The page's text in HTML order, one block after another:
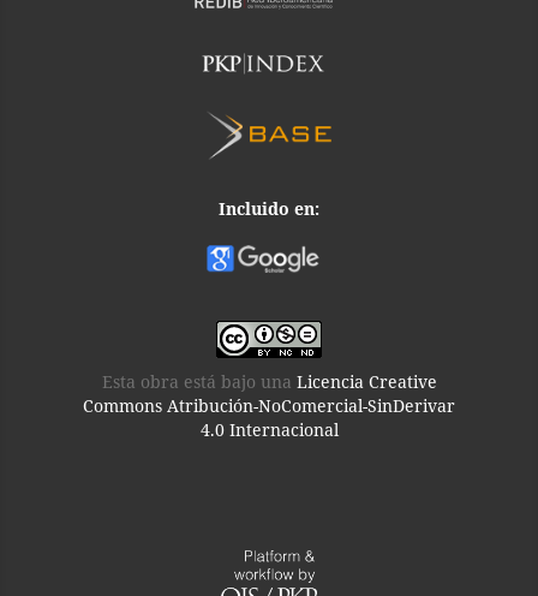
Incluido en:
Esta obra está bajo una Licencia Creative
Commons Atribución-NoComercial-SinDerivar
4.0 Internacional